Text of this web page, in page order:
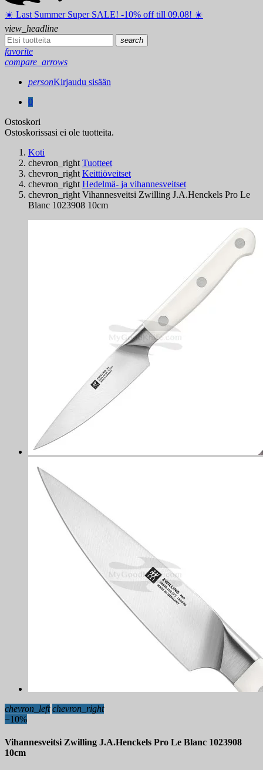
☀️ ️Last Summer Super SALE! -10% off till 09.08! ☀️
view_headline
search
favorite
compare_arrows
personKirjaudu sisään
0
Ostoskori
Ostoskorissasi ei ole tuotteita.
Koti
chevron_right Tuotteet
chevron_right Keittiöveitset
chevron_right Hedelmä- ja vihannesveitset
chevron_right Vihannesveitsi Zwilling J.A.Henckels Pro Le
Blanc 1023908 10cm
chevron_left chevron_right
−10%
Vihannesveitsi Zwilling J.A.Henckels Pro Le Blanc 1023908
10cm